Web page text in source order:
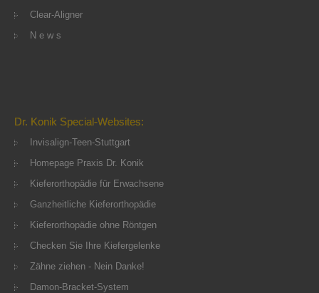
Clear-Aligner
N e w s
Dr. Konik Special-Websites:
Invisalign-Teen-Stuttgart
Homepage Praxis Dr. Konik
Kieferorthopädie für Erwachsene
Ganzheitliche Kieferorthopädie
Kieferorthopädie ohne Röntgen
Checken Sie Ihre Kiefergelenke
Zähne ziehen - Nein Danke!
Damon-Bracket-System